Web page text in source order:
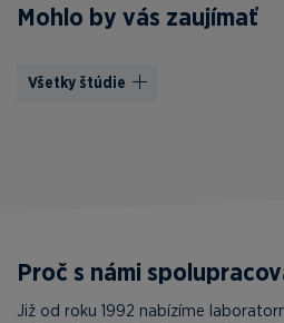
Mohlo by vás zaujímať
Všetky štúdie
Proč s námi
Již od roku 1992 nabízíme